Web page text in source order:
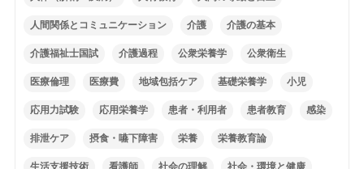
人間関係とコミュニケーション 介護 介護の基本
介護福祉士国試 介護過程 公衆栄養学 公衆衛生
医療倫理 医療費 地域包括ケア 基礎栄養学 小児
応用力試験 応用栄養学 患者・利用者 患者教育 感染
排泄ケア 摂食・嚥下障害 栄養 栄養教育論
生活支援技術 看護師 社会の理解 社会・環境と健康